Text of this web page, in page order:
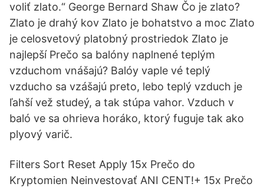
voliť zlato.“ George Bernard Shaw Čo je zlato?
Zlato je drahý kov Zlato je bohatstvo a moc Zlato
je celosvetový platobný prostriedok Zlato je
najlepší Prečo sa balóny naplnené teplým
vzduchom vnášajú? Balóy vaple vé teplý
vzducho sa vzášajú preto, lebo teplý vzduch je
ľahší vež studeý, a tak stúpa vahor. Vzduch v
baló ve sa ohrieva horáko, ktorý fuguje tak ako
plyový varič.
Filters Sort Reset Apply 15x Prečo do
Kryptomien Neinvestovať ANI CENT!+ 15x Prečo